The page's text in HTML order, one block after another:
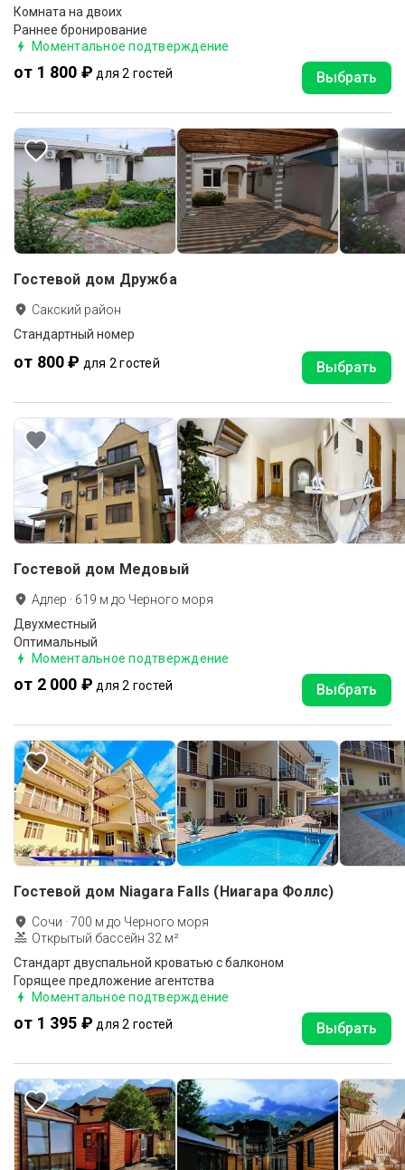
Комната на двоих
Раннее бронирование
Моментальное подтверждение
от 1 800 ₽ для 2 гостей Выбрать
Гостевой дом Дружба
Сакский район
Стандартный номер
от 800 ₽ для 2 гостей Выбрать
Гостевой дом Медовый
Адлер · 619 м до Черного моря
Двухместный
Оптимальный
Моментальное подтверждение
от 2 000 ₽ для 2 гостей Выбрать
Гостевой дом Niagara Falls (Ниагара Фоллс)
Сочи ·700 м до Черного моря
Открытый бассейн 32 м²
Стандарт двуспальной кроватью с балконом
Горящее предложение агентства
Моментальное подтверждение
от 1 395 ₽ для 2 гостей Выбрать